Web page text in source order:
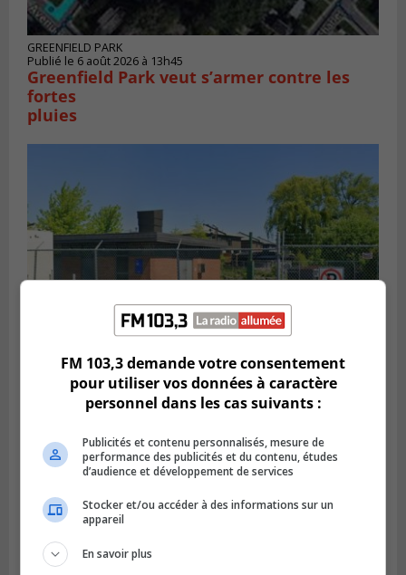
GREENFIELD PARK
Publié le 6 août 2026 à 13h45
Greenfield Park veut s’armer contre les
fortes
pluies
Publié le 6 août 2026 à 09h39
Longueuil injecte 1,5 M$ pour moderniser
FM 103,3 demande votre consentement
pour utiliser vos données à caractère
personnel dans les cas suivants :
Publicités et contenu personnalisés, mesure de
performance des publicités et du contenu, études
d’audience et développement de services
Stocker et/ou accéder à des informations sur un
appareil
En savoir plus